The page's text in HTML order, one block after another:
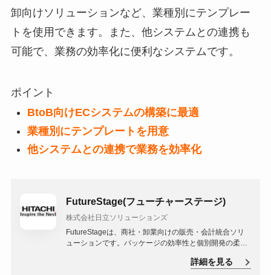
卸向けソリューションなど、業種別にテンプレー
トを使用できます。また、他システムとの連携も
可能で、業務の効率化に便利なシステムです。
ポイント
BtoB向けECシステムの構築に最適
業種別にテンプレートを用意
他システムとの連携で業務を効率化
FutureStage(フューチャーステージ)
株式会社日立ソリューションズ
FutureStageは、商社・卸業向けの販売・会計統合ソリ
ューションです。パッケージの効率性と個別開発の柔軟
強みをそのまま活かすことができます。詳細を見る